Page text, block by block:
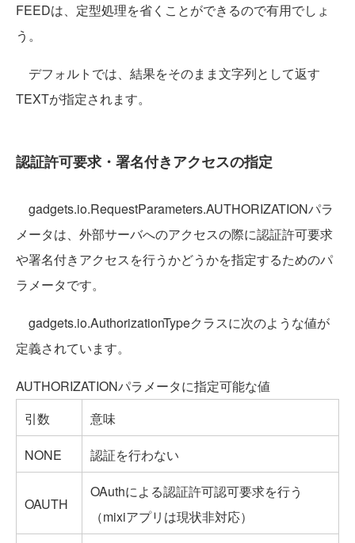
FEEDは、定型処理を省くことができるので有用でしょ
う。
デフォルトでは、結果をそのまま文字列として返す
TEXTが指定されます。
認証許可要求・署名付きアクセスの指定
gadgets.io.RequestParameters.AUTHORIZATIONパラ
メータは、外部サーバへのアクセスの際に認証許可要求
や署名付きアクセスを行うかどうかを指定するためのパ
ラメータです。
gadgets.io.AuthorizationTypeクラスに次のような値が
定義されています。
AUTHORIZATIONパラメータに指定可能な値
引数
意味
NONE
認証を行わない
OAUTH
OAuthによる認証許可認可要求を行う
（mixiアプリは現状非対応）